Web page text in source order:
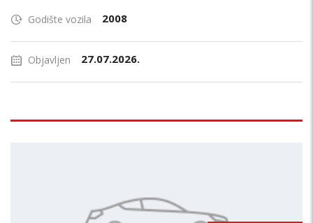
Godište vozila 2008
Objavljen 27.07.2026.